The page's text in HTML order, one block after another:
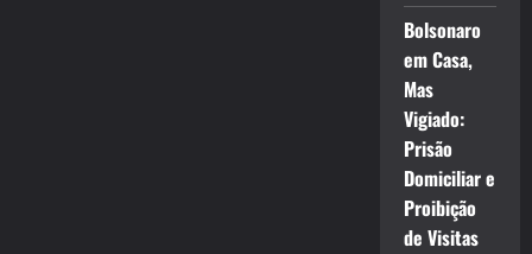
Bolsonaro
em Casa,
Mas
Vigiado:
Prisão
Domiciliar e
Proibição
de Visitas